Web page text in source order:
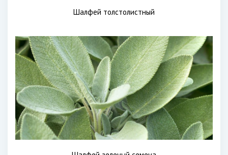
Шалфей толстолистный